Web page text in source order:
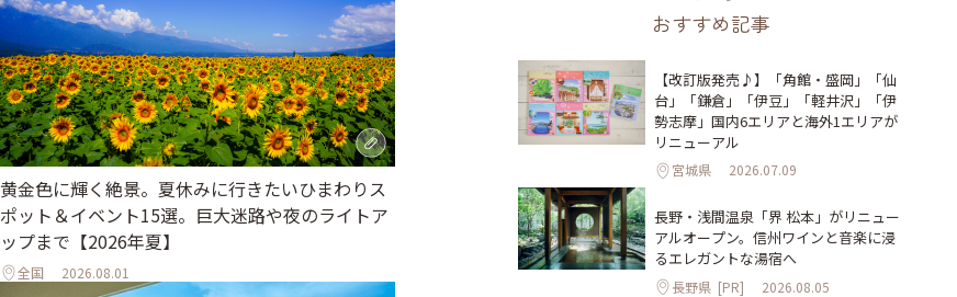
黄金色に輝く絶景。夏休みに行きたいひまわりス
ポット＆イベント15選。巨大迷路や夜のライトア
ップまで【2026年夏】
全国 2026.08.01
おすすめ記事
【改訂版発売♪】「角館・盛岡」「仙
台」「鎌倉」「伊豆」「軽井沢」「伊
勢志摩」国内6エリアと海外1エリアが
リニューアル
宮城県 2026.07.09
長野・浅間温泉「界 松本」がリニュー
アルオープン。信州ワインと音楽に浸
るエレガントな湯宿へ
長野県 [PR] 2026.08.05